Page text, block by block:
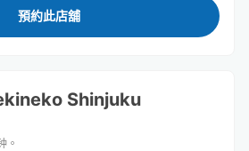
預約此店舖
Shinjuku
。